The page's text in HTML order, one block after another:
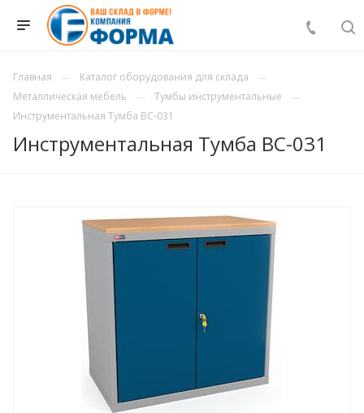
Главная
Каталог оборудования для склада
Металлическая мебель
Тумбы инструментальные
Инструментальная Тумба ВС-031
Инструментальная Тумба ВС-031